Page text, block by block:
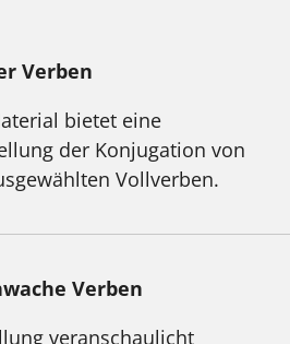
Verben
bietet eine
der Konjugation von
Vollverben.
Verben
veranschaulicht